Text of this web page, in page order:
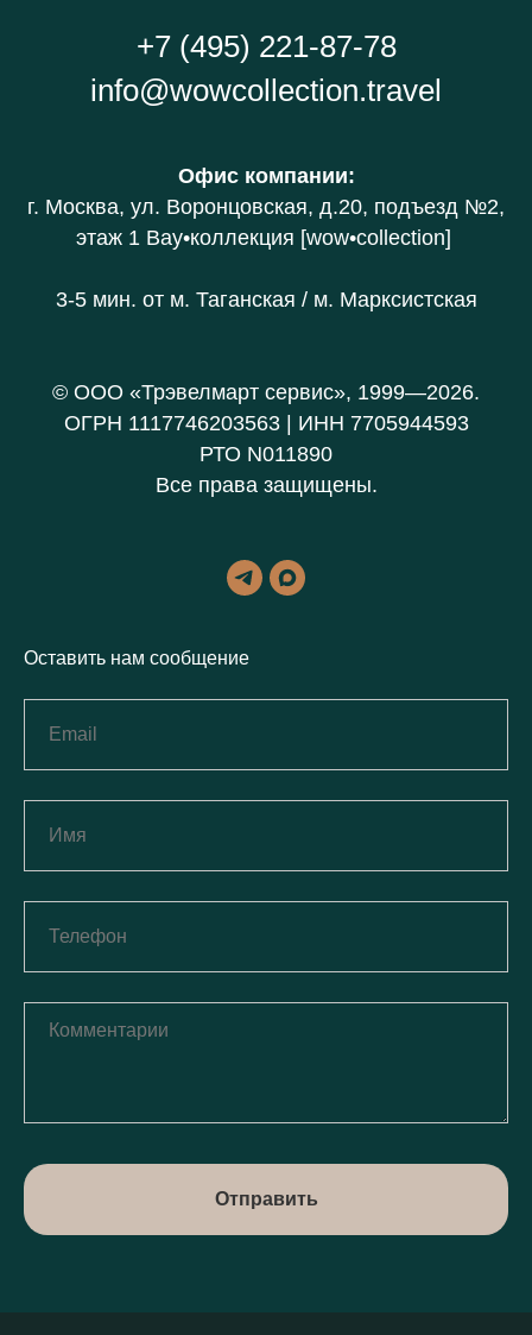
+7 (495) 221-87-78
info@wowcollection.travel
Офис компании:
г. Москва, ул. Воронцовская, д.20, подъезд №2,
этаж 1 Вау•коллекция [wow•collection]
3-5 мин. от м. Таганская / м. Марксистская
© ООО «Трэвелмарт сервис», 1999—2026.
ОГРН 1117746203563 | ИНН 7705944593
РТО N011890
Все права защищены.
Оставить нам сообщение
Отправить